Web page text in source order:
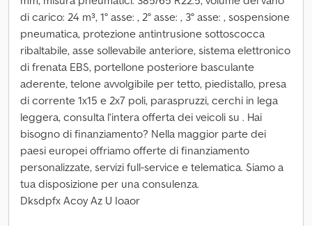
di carico: 24 m³, 1° asse: , 2° asse: , 3° asse: , sospensione
pneumatica, protezione antintrusione sottoscocca
ribaltabile, asse sollevabile anteriore, sistema elettronico
di frenata EBS, portellone posteriore basculante
aderente, telone avvolgibile per tetto, piedistallo, presa
di corrente 1x15 e 2x7 poli, paraspruzzi, cerchi in lega
leggera, consulta l’intera offerta dei veicoli su . Hai
bisogno di finanziamento? Nella maggior parte dei
paesi europei offriamo offerte di finanziamento
personalizzate, servizi full-service e telematica. Siamo a
tua disposizione per una consulenza.
Dksdpfx Acoy Az U Ioaor